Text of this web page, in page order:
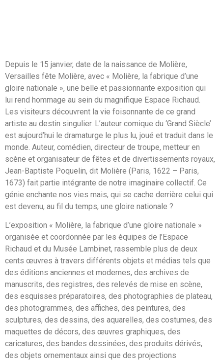
Depuis le 15 janvier, date de la naissance de Molière,
Versailles fête Molière, avec « Molière, la fabrique d’une
gloire nationale », une belle et passionnante exposition qui
lui rend hommage au sein du magnifique Espace Richaud.
Les visiteurs découvrent la vie foisonnante de ce grand
artiste au destin singulier. L’auteur comique du ‘Grand Siècle’
est aujourd’hui le dramaturge le plus lu, joué et traduit dans le
monde. Auteur, comédien, directeur de troupe, metteur en
scène et organisateur de fêtes et de divertissements royaux,
Jean-Baptiste Poquelin, dit Molière (Paris, 1622 – Paris,
1673) fait partie intégrante de notre imaginaire collectif. Ce
génie enchante nos vies mais, qui se cache derrière celui qui
est devenu, au fil du temps, une gloire nationale ?
L’exposition « Molière, la fabrique d’une gloire nationale »
organisée et coordonnée par les équipes de l’Espace
Richaud et du Musée Lambinet, rassemble plus de deux
cents œuvres à travers différents objets et médias tels que
des éditions anciennes et modernes, des archives de
manuscrits, des registres, des relevés de mise en scène,
des esquisses préparatoires, des photographies de plateau,
des photogrammes, des affiches, des peintures, des
sculptures, des dessins, des aquarelles, des costumes, des
maquettes de décors, des œuvres graphiques, des
caricatures, des bandes dessinées, des produits dérivés,
des objets ornementaux ainsi que des projections